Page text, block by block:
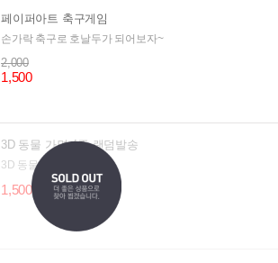
페이퍼아트 축구게임
손가락 축구로 호날두가 되어보자~
2,000
1,500
3D 동물 가면 4종 랜덤발송
3D 동물 가면
1,500